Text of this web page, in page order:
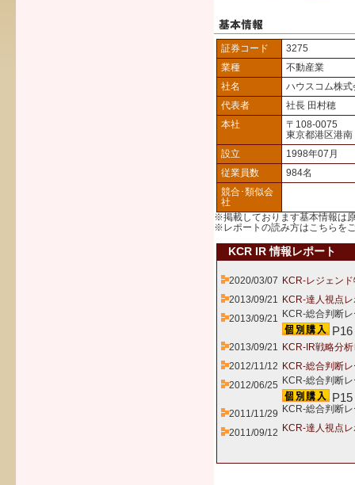
証券コード
3275
業種
不動産業
社名
ハウスコム株
代表者
社長 田村穂
本社
〒108-0075
東京都港区港
設立
1998年07月
従業員数
984名
競合･類似会
社
※掲載しております基本情報は
※レポートの読み方はこちら を
KCR IR 情報レポート
2020/03/07 KCR-レジェン
2013/09/21 KCR-達人視点
2013/09/21 KCR-総合判断
2013/09/21 KCR-IR戦略分
2012/11/12 KCR-総合判断
2012/06/25 KCR-総合判断
2011/11/29 KCR-総合判断
2011/09/12 KCR-達人視点